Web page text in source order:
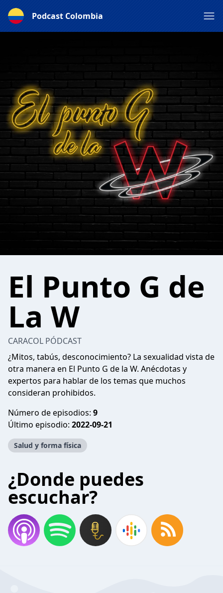
Podcast Colombia
El Punto G de
La W
CARACOL PÓDCAST
¿Mitos, tabús, desconocimiento? La sexualidad vista de
otra manera en El Punto G de la W. Anécdotas y
expertos para hablar de los temas que muchos
consideran prohibidos.
Número de episodios: 9
Último episodio: 2022-09-21
Salud y forma física
¿Donde puedes
escuchar?